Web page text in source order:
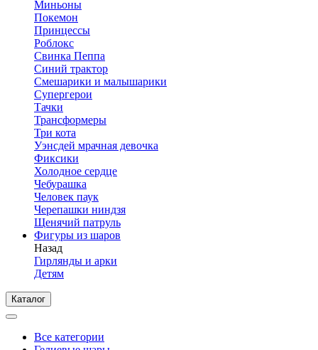
Миньоны
Покемон
Принцессы
Роблокс
Свинка Пеппа
Синий трактор
Смешарики и малышарики
Супергерои
Тачки
Трансформеры
Три кота
Уэнсдей мрачная девочка
Фиксики
Холодное сердце
Чебурашка
Человек паук
Черепашки ниндзя
Щенячий патруль
Фигуры из шаров
Назад
Гирлянды и арки
Детям
Каталог
Все категории